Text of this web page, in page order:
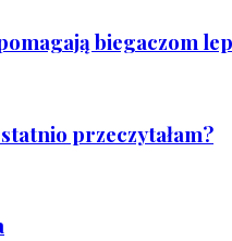
biegaczom
przeczytałam?